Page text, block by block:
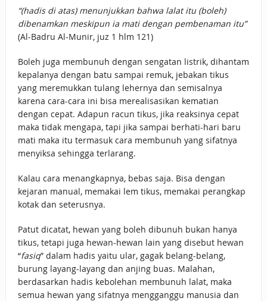
“(hadis di atas) menunjukkan bahwa lalat itu (boleh)
dibenamkan meskipun ia mati dengan pembenaman itu”
(Al-Badru Al-Munir, juz 1 hlm 121)
Boleh juga membunuh dengan sengatan listrik, dihantam
kepalanya dengan batu sampai remuk, jebakan tikus
yang meremukkan tulang lehernya dan semisalnya
karena cara-cara ini bisa merealisasikan kematian
dengan cepat. Adapun racun tikus, jika reaksinya cepat
maka tidak mengapa, tapi jika sampai berhati-hari baru
mati maka itu termasuk cara membunuh yang sifatnya
menyiksa sehingga terlarang.
Kalau cara menangkapnya, bebas saja. Bisa dengan
kejaran manual, memakai lem tikus, memakai perangkap
kotak dan seterusnya.
Patut dicatat, hewan yang boleh dibunuh bukan hanya
tikus, tetapi juga hewan-hewan lain yang disebut hewan
“fasiq” dalam hadis yaitu ular, gagak belang-belang,
burung layang-layang dan anjing buas. Malahan,
berdasarkan hadis kebolehan membunuh lalat, maka
semua hewan yang sifatnya mengganggu manusia dan